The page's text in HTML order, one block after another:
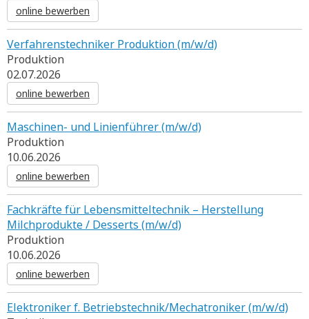
online bewerben
Verfahrenstechniker Produktion (m/w/d)
Produktion
02.07.2026
online bewerben
Maschinen- und Linienführer (m/w/d)
Produktion
10.06.2026
online bewerben
Fachkräfte für Lebensmitteltechnik – Herstellung
Milchprodukte / Desserts (m/w/d)
Produktion
10.06.2026
online bewerben
Elektroniker f. Betriebstechnik/Mechatroniker (m/w/d)